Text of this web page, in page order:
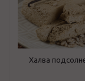
Халва